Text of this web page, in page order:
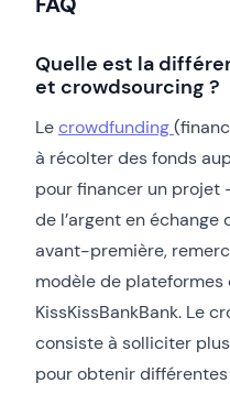
Quelle est la
et crowdsourcing ?
Lecrowdfunding
à récolter des fonds
pour financer un
de l’argent en
avant-première,
modèle de plateformes
KissKissBankBank. Le
consiste à solliciter
pour obtenir